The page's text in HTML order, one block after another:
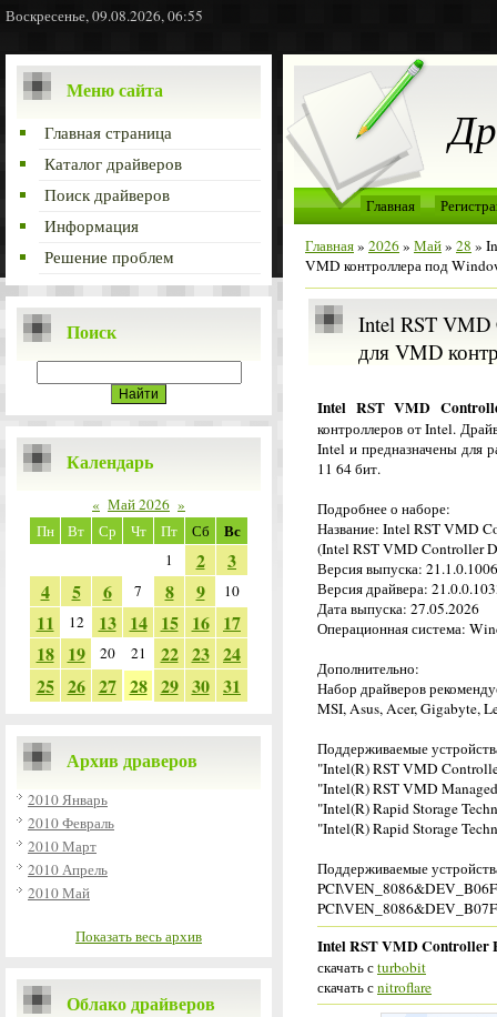
Воскресенье, 09.08.2026, 06:55
Меню сайта
Главная страница
Каталог драйверов
Поиск драйверов
Информация
Решение проблем
Поиск
Календарь
« Май 2026 »
Пн
Вт Ср Чт Пт Сб Вс
1 2
3
4
5 6 7 8 9 10
11 12 13 14 15 16 17
18 19 20 21 22 23 24
25 26 27 28 29 30 31
Архив драверов
2010 Январь
2010 Февраль
2010 Март
2010 Апрель
2010 Май
Показать весь архив
Облако драйверов
Главная
Главная» 2026» Май» 28 »
VMD контроллера под
Intel RST VMD
для VMD
Intel RST VMD
контроллеров от Intel.
Intel и предназначены для
11 64 бит.
Подробнее о наборе:
Название: Intel RST VMD
(Intel RST VMD Controller
Версия выпуска:
Версия драйвера:
Дата выпуска: 27.05.2026
Операционная система:
Дополнительно:
Набор драйверов
MSI, Asus, Acer, Gigabyte,
Поддерживаемые
"Intel(R) RST VMD
"Intel(R) RST VMD
"Intel(R) Rapid Storage
"Intel(R) Rapid Storage
Поддерживаемые
PCI\VEN_8086&DEV_B06F
PCI\VEN_8086&DEV_B07F
Intel RST VMD Controller
скачать сturbobit
скачать сnitroflare